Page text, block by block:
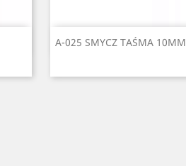
A-025 SMYCZ TAŚMA
Szybki